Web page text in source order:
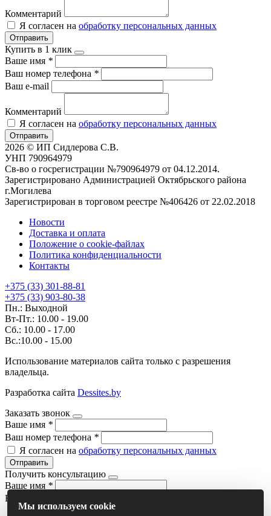
Комментарий
Я согласен на обработку персональных данных
Отправить
Купить в 1 клик
Ваше имя *
Ваш номер телефона *
Ваш e-mail
Комментарий
Я согласен на обработку персональных данных
Отправить
2026 © ИП Сидлерова С.В.
УНП 790964979
Св-во о госрегистрации №790964979 от 04.12.2014.
Зарегистрировано Администрацией Октябрьского района
г.Могилева
Зарегистрирован в торговом реестре №406426 от 22.02.2018
Новости
Доставка и оплата
Положение о cookie-файлах
Политика конфиденциальности
Контакты
+375 (33) 301-88-81
+375 (33) 903-80-38
Пн.: Выходной
Вт-Пт.: 10.00 - 19.00
Сб.: 10.00 - 17.00
Вс.:10.00 - 15.00
Использование материалов сайта только с разрешения
владельца.
Разработка сайта Dessites.by
Заказать звонок
Ваше имя *
Ваш номер телефона *
Я согласен на обработку персональных данных
Отправить
Получить консультацию
Ваше имя *
Ваш номер телефона
Я согласен наобработку персональных данных
Мы используем cookie